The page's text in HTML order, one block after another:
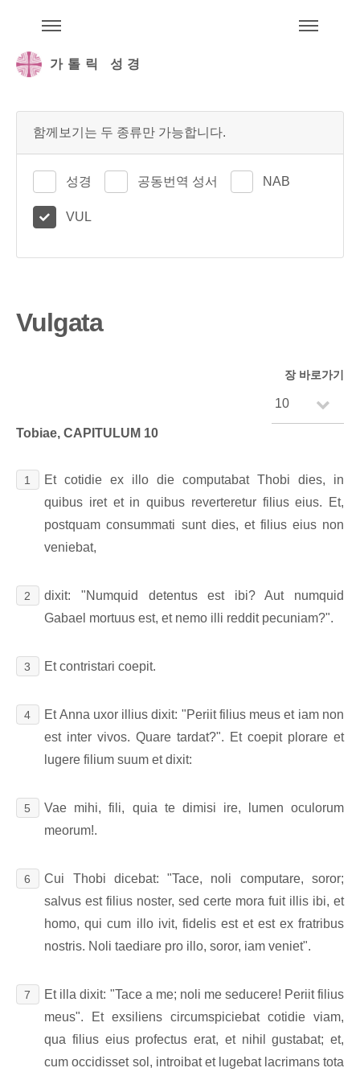
가톨릭 성경
함께보기는 두 종류만 가능합니다.
성경 공동번역 성서 NAB
VUL
Vulgata
장 바로가기
Tobiae, CAPITULUM 10
1
Et cotidie ex illo die computabat Thobi dies, in
quibus iret et in quibus reverteretur filius eius. Et,
postquam consummati sunt dies, et filius eius non
veniebat,
2
dixit: "Numquid detentus est ibi? Aut numquid
Gabael mortuus est, et nemo illi reddit pecuniam?".
3 Et contristari coepit.
4
Et Anna uxor illius dixit: "Periit filius meus et iam non
est inter vivos. Quare tardat?". Et coepit plorare et
lugere filium suum et dixit:
5
Vae mihi, fili, quia te dimisi ire, lumen oculorum
meorum!.
6
Cui Thobi dicebat: "Tace, noli computare, soror;
salvus est filius noster, sed certe mora fuit illis ibi, et
homo, qui cum illo ivit, fidelis est et est ex fratribus
nostris. Noli taediare pro illo, soror, iam veniet".
7
Et illa dixit: "Tace a me; noli me seducere! Periit filius
meus". Et exsiliens circumspiciebat cotidie viam,
qua filius eius profectus erat, et nihil gustabat; et,
cum occidisset sol, introibat et lugebat lacrimans tota